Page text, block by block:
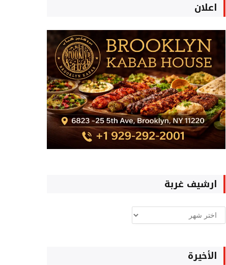
اعلان
ارشيف غربة
ارشيف
غربة
الأخيرة